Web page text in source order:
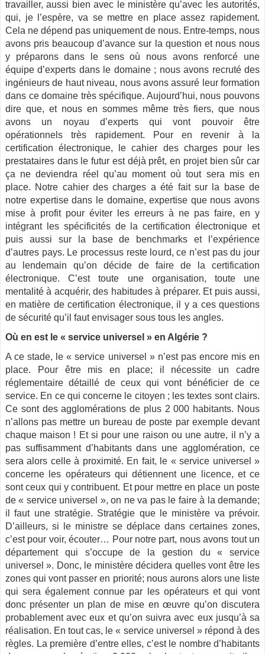
travailler, aussi bien avec le ministère qu’avec les autorités,
qui, je l’espère, va se mettre en place assez rapidement.
Cela ne dépend pas uniquement de nous. Entre-temps, nous
avons pris beaucoup d’avance sur la question et nous nous
y préparons dans le sens où nous avons renforcé une
équipe d’experts dans le domaine ; nous avons recruté des
ingénieurs de haut niveau, nous avons assuré leur formation
dans ce domaine très spécifique. Aujourd’hui, nous pouvons
dire que, et nous en sommes même très fiers, que nous
avons un noyau d’experts qui vont pouvoir être
opérationnels très rapidement. Pour en revenir à la
certification électronique, le cahier des charges pour les
prestataires dans le futur est déjà prêt, en projet bien sûr car
ça ne deviendra réel qu’au moment où tout sera mis en
place. Notre cahier des charges a été fait sur la base de
notre expertise dans le domaine, expertise que nous avons
mise à profit pour éviter les erreurs à ne pas faire, en y
intégrant les spécificités de la certification électronique et
puis aussi sur la base de benchmarks et l’expérience
d’autres pays. Le processus reste lourd, ce n’est pas du jour
au lendemain qu’on décide de faire de la certification
électronique. C’est toute une organisation, toute une
mentalité à acquérir, des habitudes à préparer. Et puis aussi,
en matière de certification électronique, il y a ces questions
de sécurité qu’il faut envisager sous tous les angles.
Où en est le « service universel » en Algérie ?
A ce stade, le « service universel » n’est pas encore mis en
place. Pour être mis en place; il nécessite un cadre
réglementaire détaillé de ceux qui vont bénéficier de ce
service. En ce qui concerne le citoyen ; les textes sont clairs.
Ce sont des agglomérations de plus 2 000 habitants. Nous
n’allons pas mettre un bureau de poste par exemple devant
chaque maison ! Et si pour une raison ou une autre, il n’y a
pas suffisamment d’habitants dans une agglomération, ce
sera alors celle à proximité. En fait, le « service universel »
concerne les opérateurs qui détiennent une licence, et ce
sont ceux qui y contribuent. Et pour mettre en place un poste
de « service universel », on ne va pas le faire à la demande;
il faut une stratégie. Stratégie que le ministère va prévoir.
D’ailleurs, si le ministre se déplace dans certaines zones,
c’est pour voir, écouter… Pour notre part, nous avons tout un
département qui s’occupe de la gestion du « service
universel ». Donc, le ministère décidera quelles vont être les
zones qui vont passer en priorité; nous aurons alors une liste
qui sera également connue par les opérateurs et qui vont
donc présenter un plan de mise en œuvre qu’on discutera
probablement avec eux et qu’on suivra avec eux jusqu’à sa
réalisation. En tout cas, le « service universel » répond à des
règles. La première d’entre elles, c’est le nombre d’habitants